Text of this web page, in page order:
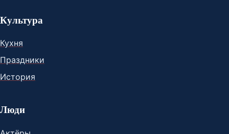
Культура
Кухня
Праздники
История
Люди